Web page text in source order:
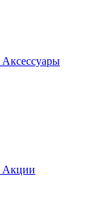
Аксессуары
Акции